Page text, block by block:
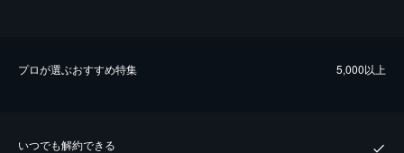
プロが選ぶおすすめ特集 5,000以上
いつでも解約できる